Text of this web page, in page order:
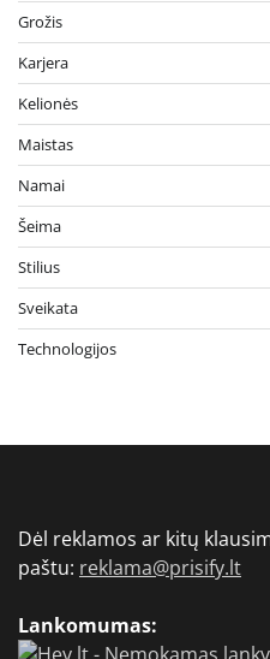
Grožis
Karjera
Kelionės
Maistas
Namai
Šeima
Stilius
Sveikata
Technologijos
Dėl reklamos ar kitų
paštu: reklama@prisify.lt
Lankomumas: